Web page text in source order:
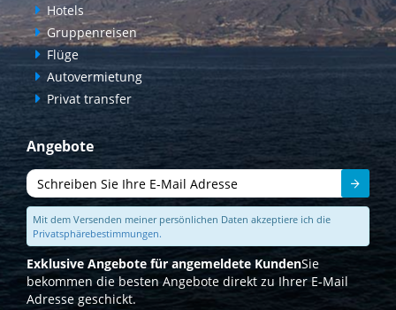
Hotels
Gruppenreisen
Flüge
Autovermietung
Privat transfer
Angebote
Mit dem Versenden meiner persönlichen Daten akzeptiere ich die
Privatsphärebestimmungen.
Exklusive Angebote für angemeldete KundenSie
bekommen die besten Angebote direkt zu Ihrer E-Mail
Adresse geschickt.